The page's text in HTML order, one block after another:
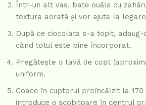
Într-un alt vas, bate ouăle cu
textura aerată și vor ajuta la
După ce ciocolata s-a topit,
când totul este bine încorporat.
Pregătește o tavă de copt
uniform.
Coace în cuptorul preîncălzit la
introduce o scobitoare în centrul